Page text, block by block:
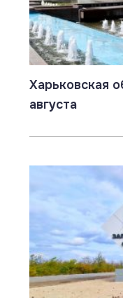
Харьковская
августа